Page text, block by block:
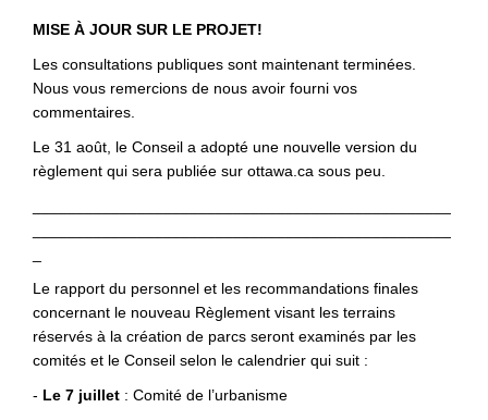
MISE À JOUR SUR LE PROJET!
Les consultations publiques sont maintenant terminées.
Nous vous remercions de nous avoir fourni vos
commentaires.
Le 31 août, le Conseil a adopté une nouvelle version du
règlement qui sera publiée sur ottawa.ca sous peu.
Le rapport du personnel et les recommandations finales
concernant le nouveau Règlement visant les terrains
réservés à la création de parcs seront examinés par les
comités et le Conseil selon le calendrier qui suit :
- Le 7 juillet : Comité de l’urbanisme